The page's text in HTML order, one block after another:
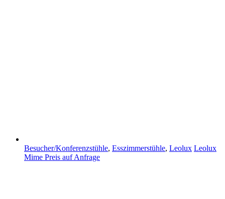
Besucher/Konferenzstühle, Esszimmerstühle, Leolux Leolux
Mime Preis auf Anfrage